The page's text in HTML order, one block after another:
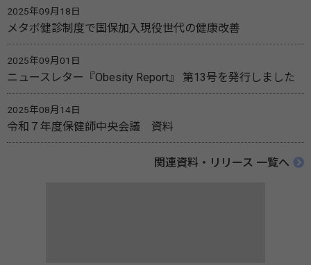
2025年09月18日
メタボ健診制度で国保加入現役世代の健康改善
2025年09月01日
ニュースレター『Obesity Report』 第13号を発行しました
2025年08月14日
令和７年度保健師中央会議 資料
関連資料・リリース 一覧へ